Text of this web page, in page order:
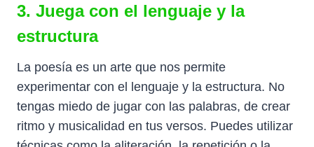
3. Juega con el lenguaje y la
estructura
La poesía es un arte que nos permite
experimentar con el lenguaje y la estructura. No
tengas miedo de jugar con las palabras, de crear
ritmo y musicalidad en tus versos. Puedes utilizar